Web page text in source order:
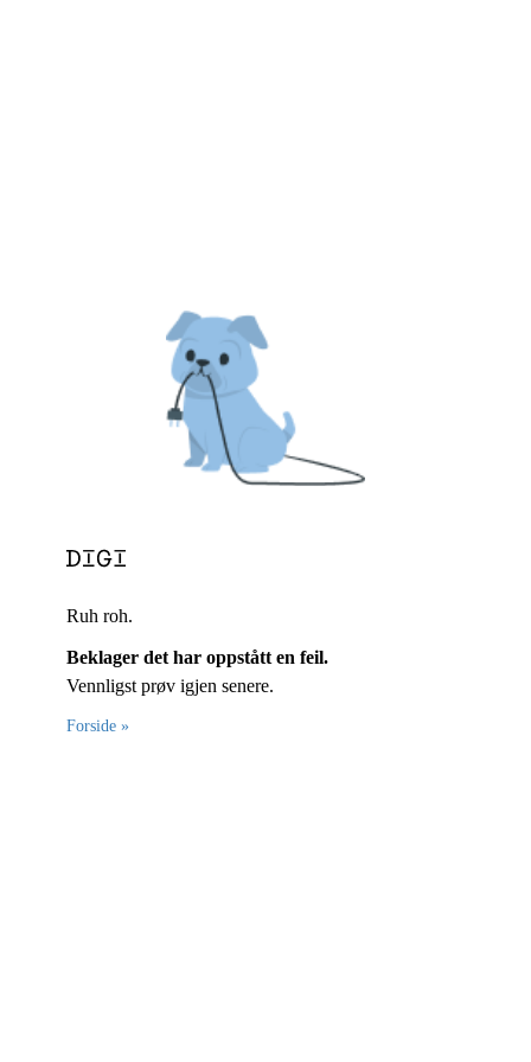
Ruh roh.
Beklager det har oppstått en feil.
Vennligst prøv igjen senere.
Forside »